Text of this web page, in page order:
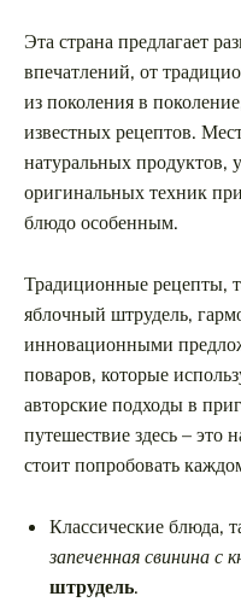
Эта страна предлагает
впечатлений, от
из поколения в
известных рецептов.
натуральных продуктов,
оригинальных техник
блюдо особенным.
Традиционные рецепты,
яблочный штрудель,
инновационными
поваров, которые
авторские подходы в
путешествие здесь – это
стоит попробовать
Классические блюда,
запеченная свинина с
штрудель.